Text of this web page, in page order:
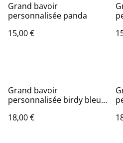
Grand bavoir
personnalisée panda
15,00 €
Grand bavoir
personnalisée birdy bleu
enduit
18,00 €